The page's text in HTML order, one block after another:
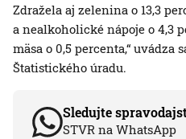
Zdražela aj zelenina o 13,3
a nealkoholické nápoje o 4,3
mäsa o 0,5 percenta,“ uvádza
Štatistického úradu.
Sledujte
STVR na WhatsApp